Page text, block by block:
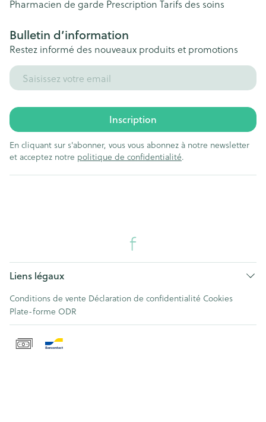
Pharmacien de garde Prescription Tarifs des soins
Bulletin d’information
Restez informé des nouveaux produits et promotions
Adresse mail
Inscription
En cliquant sur s'abonner, vous vous abonnez à notre newsletter
et acceptez notre politique de confidentialité.
Liens légaux
Conditions de vente Déclaration de confidentialité Cookies
Plate-forme ODR